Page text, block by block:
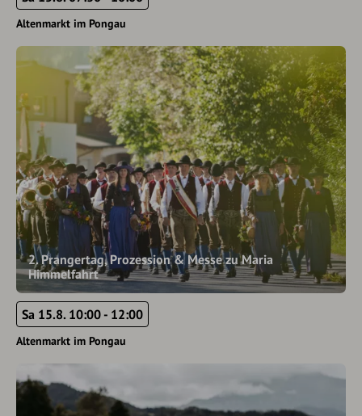
Altenmarkt im Pongau
2. Prangertag, Prozession & Messe zu Maria
Himmelfahrt
Sa 15.8. 10:00 - 12:00
Altenmarkt im Pongau